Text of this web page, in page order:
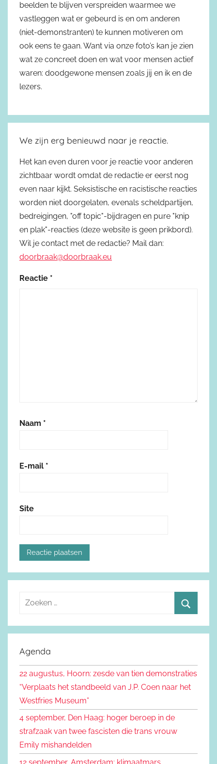
beelden te blijven verspreiden waarmee we
vastleggen wat er gebeurd is en om anderen
(niet-demonstranten) te kunnen motiveren om
ook eens te gaan. Want via onze foto’s kan je zien
wat ze concreet doen en wat voor mensen actief
waren: doodgewone mensen zoals jij en ik en de
lezers.
We zijn erg benieuwd naar je reactie.
Het kan even duren voor je reactie voor anderen
zichtbaar wordt omdat de redactie er eerst nog
even naar kijkt. Seksistische en racistische reacties
worden niet doorgelaten, evenals scheldpartijen,
bedreigingen, "off topic"-bijdragen en pure "knip
en plak"-reacties (deze website is geen prikbord).
Wil je contact met de redactie? Mail dan:
doorbraak@doorbraak.eu
Reactie *
Naam *
E-mail *
Site
e
e
n
r
:
o
e
n
Agenda
22 augustus, Hoorn: zesde van tien demonstraties
“Verplaats het standbeeld van J.P. Coen naar het
Westfries Museum”
4 september, Den Haag: hoger beroep in de
strafzaak van twee fascisten die trans vrouw
Emily mishandelden
12 september, Amsterdam: klimaatmars